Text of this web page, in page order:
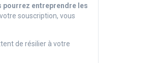
pourrez entreprendre les
souscription, vous
de résilier à votre